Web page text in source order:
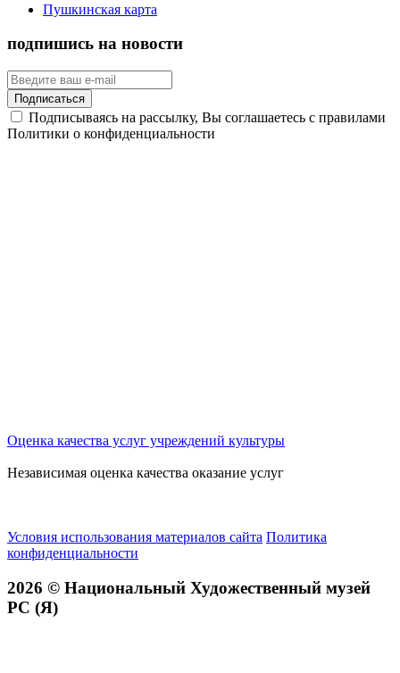
Пушкинская карта
подпишись на новости
Подписаться
Подписываясь на рассылку, Вы соглашаетесь с правилами
Политики о конфиденциальности
Оценка качества услуг учреждений культуры
Независимая оценка качества оказание услуг
Условия использования материалов сайта Политика
конфиденциальности
2026 © Национальный Художественный музей
РС (Я)